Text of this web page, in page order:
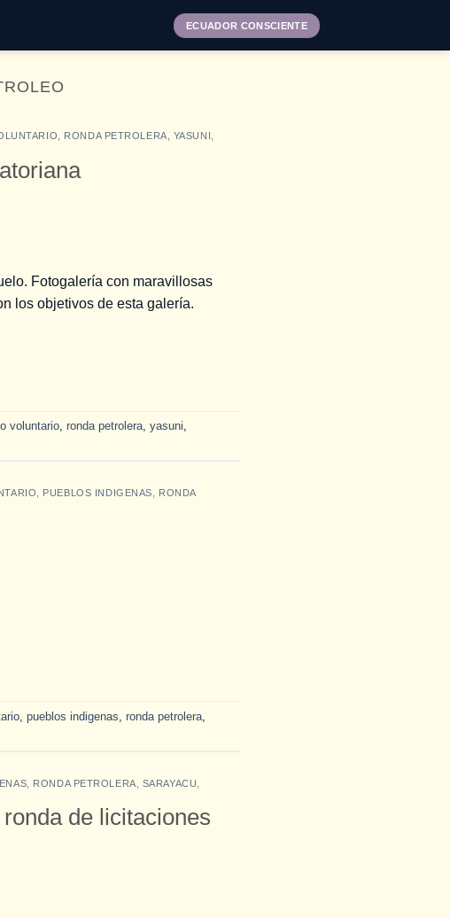
ECUADOR CONSCIENTE
RONDA PETROLERA YASUNI
Fotogalería con maravillosas
los objetivos de esta galería.
voluntario, ronda petrolera, yasuni,
PUEBLOS INDIGENAS
RONDA
pueblos indigenas ronda petrolera
RONDA PETROLERA SARAYACU
de licitaciones